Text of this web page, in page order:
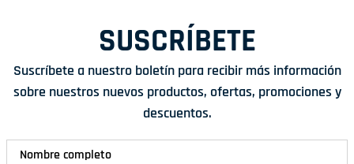
SUSCRÍBETE
Suscríbete a nuestro boletín para recibir más información
sobre nuestros nuevos productos, ofertas, promociones y
descuentos.